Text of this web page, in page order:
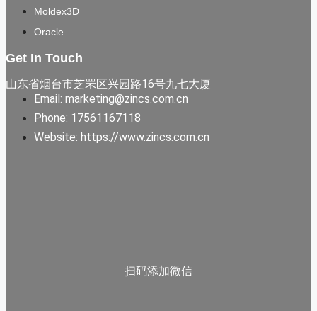
Moldex3D
Oracle
Get In Touch
山东省烟台市芝罘区兴园路16号九七大厦
Email: marketing@zincs.com.cn
Phone: 17561167118
Website: https://www.zincs.com.cn
扫码添加微信